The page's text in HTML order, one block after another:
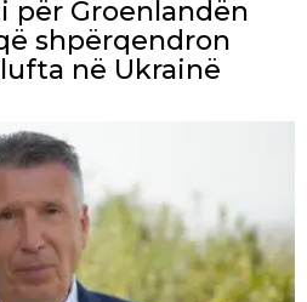
për Groenlandën
shpërqendron
në Ukrainë